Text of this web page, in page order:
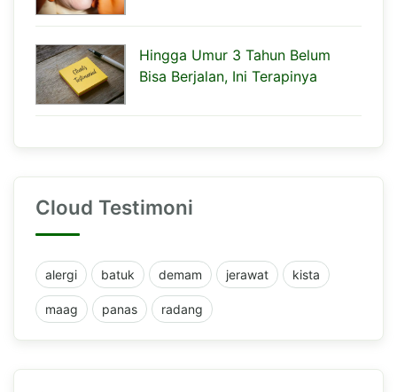
Hingga Umur 3 Tahun Belum
Bisa Berjalan, Ini Terapinya
Cloud Testimoni
alergi batuk demam jerawat kista
maag panas radang